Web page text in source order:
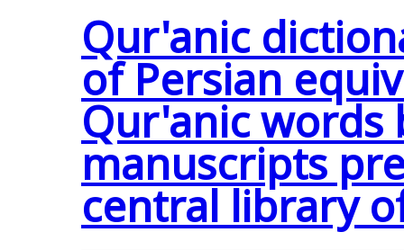
Qur'anic
of Persian
Qur'anic words
manuscripts
central library